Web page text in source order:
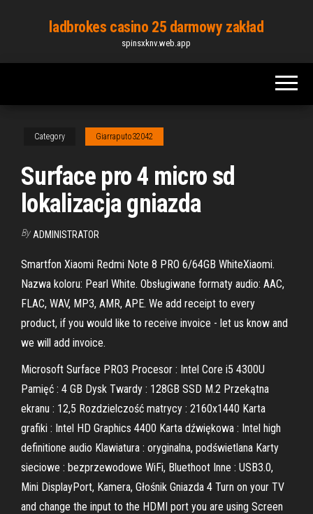
content
ladbrokes casino 25 darmowy zakład
spinsxknv.web.app
Category Giarraputo32042
Surface pro 4 micro sd
lokalizacja gniazda
By ADMINISTRATOR
Smartfon Xiaomi Redmi Note 8 PRO 6/64GB WhiteXiaomi.
Nazwa koloru: Pearl White. Obsługiwane formaty audio: AAC,
FLAC, WAV, MP3, AMR, APE. We add receipt to every
product, if you would like to receive invoice - let us know and
we will add invoice.
Microsoft Surface PRO3 Procesor : Intel Core i5 4300U
Pamięć : 4 GB Dysk Twardy : 128GB SSD M.2 Przekątna
ekranu : 12,5 Rozdzielczość matrycy : 2160x1440 Karta
grafiki : Intel HD Graphics 4400 Karta dźwiękowa : Intel high
definitione audio Klawiatura : oryginalna, podświetlana Karty
sieciowe : bezprzewodowe WiFi, Bluethoot Inne : USB3.0,
Mini DisplayPort, Kamera, Głośnik Gniazda 4 Turn on your TV
and change the input to the HDMI port you are using Screen